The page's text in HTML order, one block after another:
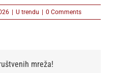
U trendu 0 Comments
mreža!